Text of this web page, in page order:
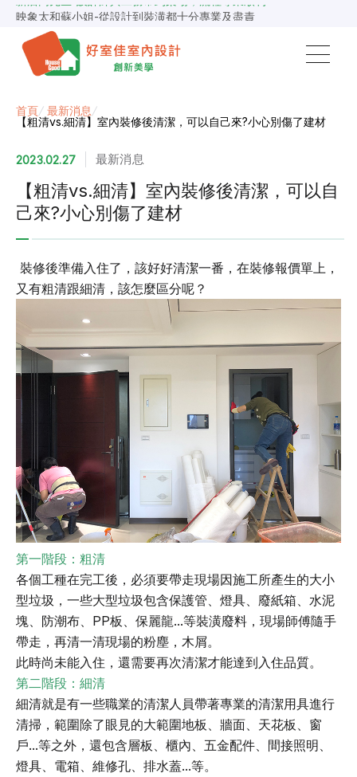
映象太和蘇小姐-從設計到裝潢都十分專業及盡責
景安捷作陳小姐-專業團隊，設計到完工都有達到所求
超級F1歐小姐-設計跟材料的品質都很優質，建議實用
說明仔細流程順暢，注意施工上細節，施工團隊專業細心
毛胚屋裝修推薦，設計師與工務完美配合，效果非常滿意
春城越蔡先生-設計師溝通規劃完善，整體來說相當滿意
首頁/ 最新消息 /
【粗清vs.細清】室內裝修後清潔，可以自己來?小心別傷了建材
2023.02.27 最新消息
【粗清vs.細清】室內裝修後清潔，可以自
己來?小心別傷了建材
裝修後準備入住了，該好好清潔一番，在裝修報價單上，
又有粗清跟細清，該怎麼區分呢？
第一階段：粗清
各個工種在完工後，必須要帶走現場因施工所產生的大小
型垃圾，一些大型垃圾包含保護管、燈具、廢紙箱、水泥
塊、防潮布、PP板、保麗龍...等裝潢廢料，現場師傅隨手
帶走，再清一清現場的粉塵，木屑。
此時尚未能入住，還需要再次清潔才能達到入住品質。
第二階段：細清
細清就是有一些職業的清潔人員帶著專業的清潔用具進行
清掃，範圍除了眼見的大範圍地板、牆面、天花板、窗
戶...等之外，還包含層板、櫃內、五金配件、間接照明、
燈具、電箱、維修孔、排水蓋...等。